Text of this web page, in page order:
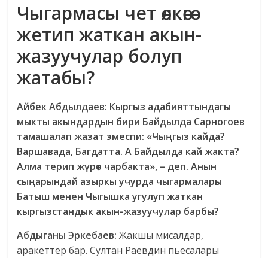
Чыгармасы чет өлкөгө
жетип жаткан акын-
жазуучулар болуп
жатабы?
Айбек Абдылдаев: Кыргыз адабияттындагы
мыкты акындардын бири Байдылда Сарногоев
тамашалап жазат эмеспи: «Чыңгыз кайда?
Варшавада, Багдатта. А Байдылда кай жакта?
Алма терип жүрөт чарбакта», – деп. Анын
сыңарындай азыркы учурда чыгармалары
Батыш менен Чыгышка угулуп жаткан
кыргызстандык акын-жазуучулар барбы?
Абдыганы Эркебаев: Жакшы мисалдар,
аракеттер бар. Султан Раевдин пьесалары